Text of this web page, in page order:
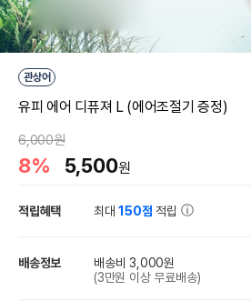
관상어
유피 에어 디퓨져 L (에어조절기 증정)
6,000원
8% 5,500원
적립혜택 최대150점 적립
배송정보
배송비 3,000원
(3만원 이상 무료배송)